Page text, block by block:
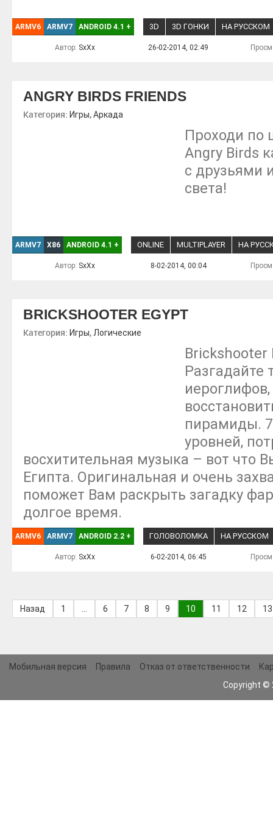
ARMV6 ARMV7 ANDROID 4.1 + 3D 3D ГОНКИ НА РУССКОМ
Автор: SxXx 26-02-2014, 02:49
ANGRY BIRDS FRIENDS
Категория: Игры,Аркада
Проходи по
Angry Birds
с друзьями
света!
ARMV7 X86 ANDROID 4.1 + ONLINE MULTIPLAYER НА
Автор: SxXx 8-02-2014, 00:04
BRICKSHOOTER EGYPT
Категория: Игры, Логические
Brickshooter
Разгадайте
пирамиды.
уровней,
восхитительная музыка – вот что
Египта. Оригинальная и очень
поможет Вам раскрыть загадку
долгое время.
ARMV6 ARMV7 ANDROID 2.2 + ГОЛОВОЛОМКА НА РУССКОМ
Автор: SxXx 6-02-2014, 06:45
Назад 1 6 7 8 9 10 11 12 13
Мобильная версия Правила Отказ от ответственности
Copyright ©